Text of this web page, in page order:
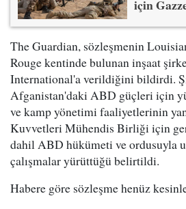
için
The Guardian, sözleşmenin
Rouge kentinde bulunan inşaat
International'a verildiğini bildirdi.
Afganistan'daki ABD güçleri için
ve kamp yönetimi faaliyetlerinin
Kuvvetleri Mühendis Birliği için
dahil ABD hükümeti ve ordusuyla
çalışmalar yürüttüğü belirtildi.
Habere göre sözleşme henüz